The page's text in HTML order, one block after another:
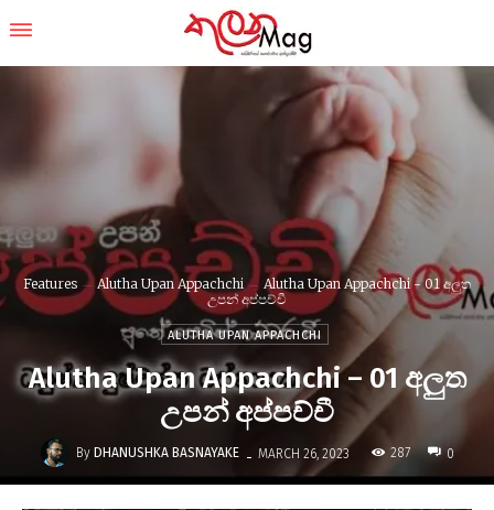
Features Alutha Upan Appachchi
Alutha Upan Appachchi - 01 අලුත
උපන් අප්පච්චී
ALUTHA UPAN APPACHCHI
Alutha Upan Appachchi – 01 අලුත
උපන් අප්පච්චී
By DHANUSHKA BASNAYAKE - MARCH 26, 2023 287 0